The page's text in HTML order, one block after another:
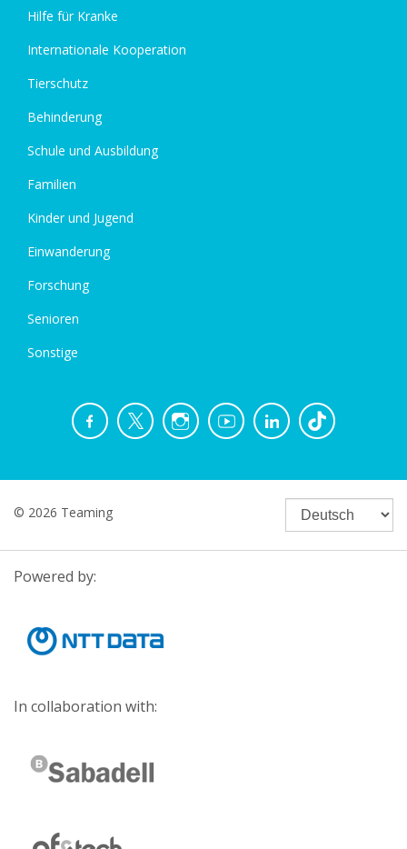
Hilfe für Kranke
Internationale Kooperation
Tierschutz
Behinderung
Schule und Ausbildung
Familien
Kinder und Jugend
Einwanderung
Forschung
Senioren
Sonstige
© 2026 Teaming
Powered by:
In collaboration with: